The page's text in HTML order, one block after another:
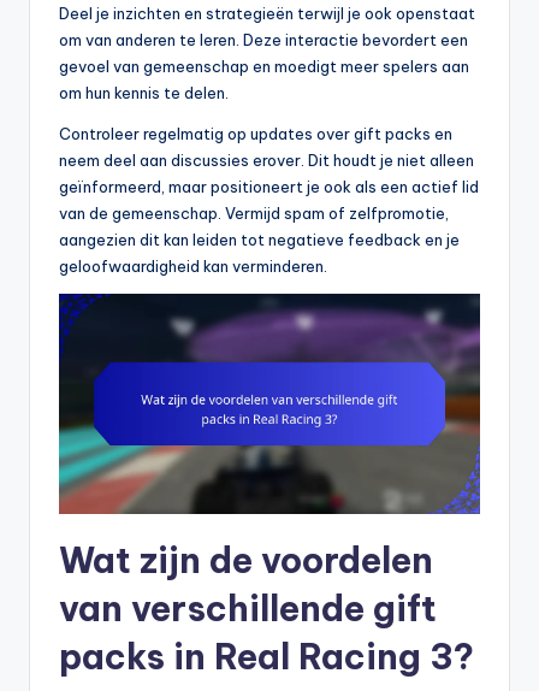
Deel je inzichten en strategieën terwijl je ook openstaat
om van anderen te leren. Deze interactie bevordert een
gevoel van gemeenschap en moedigt meer spelers aan
om hun kennis te delen.
Controleer regelmatig op updates over gift packs en
neem deel aan discussies erover. Dit houdt je niet alleen
geïnformeerd, maar positioneert je ook als een actief lid
van de gemeenschap. Vermijd spam of zelfpromotie,
aangezien dit kan leiden tot negatieve feedback en je
geloofwaardigheid kan verminderen.
Wat zijn de voordelen
van verschillende gift
packs in Real Racing 3?